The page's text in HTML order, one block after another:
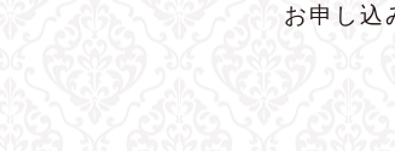
お申し込